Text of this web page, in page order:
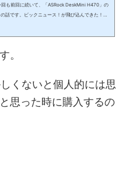
も前回に続いて、「ASRock DeskMini H470」の
話です。ビックニュース！が飛び込んできた！！
、できたら「ASRock DeskMini B660」は第13世
。
くないと個人的には思
思った時に購入するの